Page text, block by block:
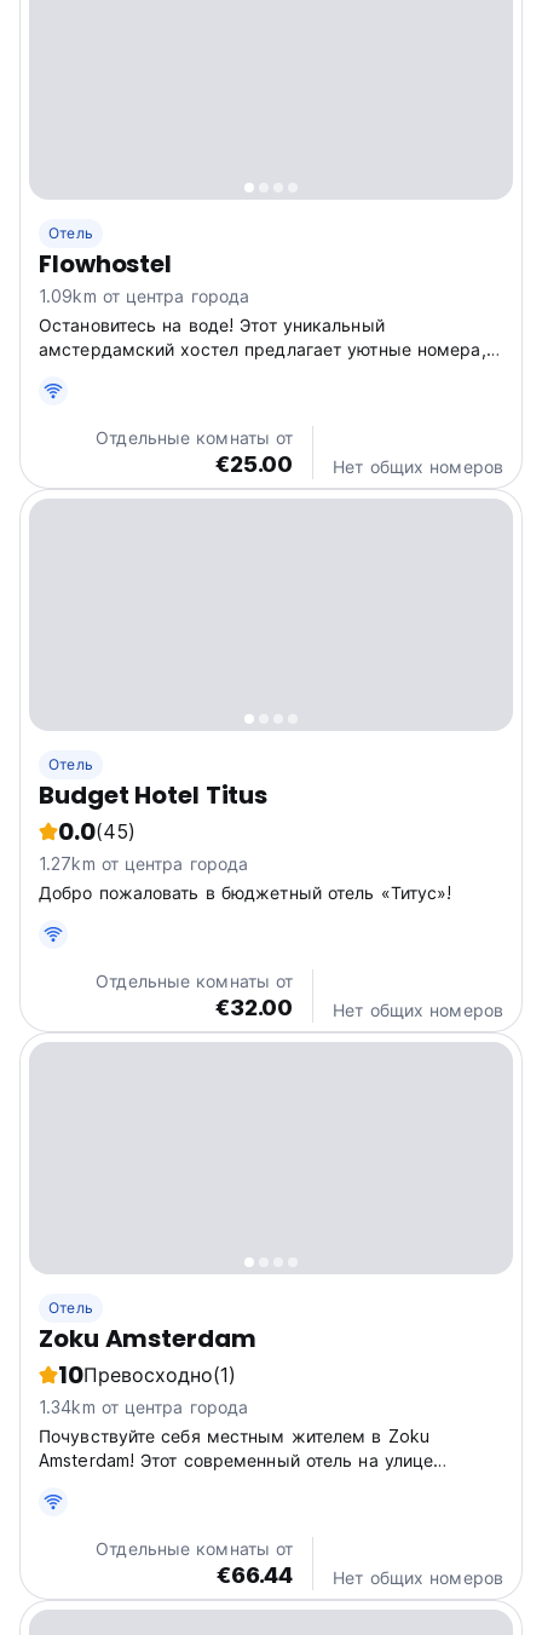
Отель
Flowhostel
1.09km от центра города
Остановитесь на воде! Этот уникальный
амстердамский хостел предлагает уютные номера,
на канале для непринужденных путешественников.
(Auto-translated from original language)
Отдельные комнаты от
€25.00 Нет общих номеров
Отель
Budget Hotel Titus
0.0(45)
1.27km от центра города
Добро пожаловать в бюджетный отель «Титус»!
Отдельные комнаты от
€32.00 Нет общих номеров
Отель
Zoku Amsterdam
10Превосходно(1)
1.34km от центра города
Почувствуйте себя местным жителем в Zoku
Amsterdam! Этот современный отель на улице
со знаменитыми каналами Амстердама.
Общительный отель. (Auto-translated from original
language)Отдельные комнаты от
€66.44 Нет общих номеров